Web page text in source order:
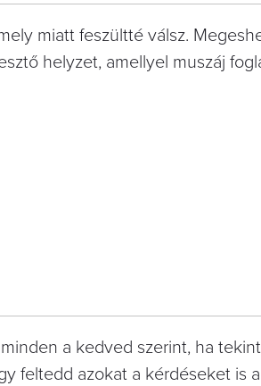
miatt feszültté válsz.
helyzet, amellyel muszáj
a kedved szerint, ha
feltedd azokat a kérdéseket is